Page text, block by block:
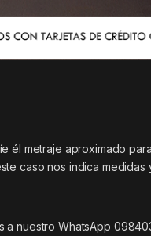
él metraje aproximado
caso nos indica
a nuestro WhatsApp